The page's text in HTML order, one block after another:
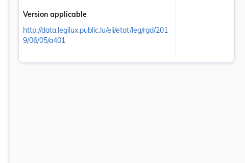
Version applicable
http://data.legilux.public.lu/eli/etat/leg/rgd/201
9/06/05/a401